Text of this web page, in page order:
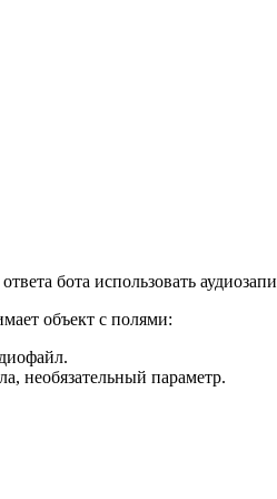
бота использовать
объект с полями:
необязательный параметр.